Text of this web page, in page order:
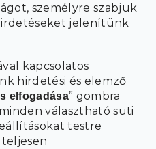
személyre szabjuk
jelenítünk
kapcsolatos
hirdetési és elemző
elfogadása” gombra
választható süti
testre